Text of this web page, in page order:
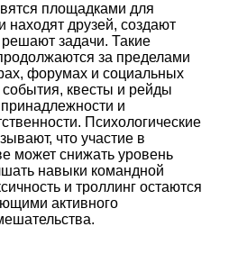
площадками для
находят друзей, создают
задачи. Такие
за пределами
форумах и социальных
квесты и рейды
и
Психологические
что участие в
может снижать уровень
навыки командной
и троллинг остаются
активного